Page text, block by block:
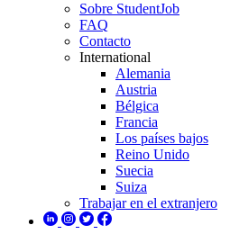
Sobre StudentJob
FAQ
Contacto
International
Alemania
Austria
Bélgica
Francia
Los países bajos
Reino Unido
Suecia
Suiza
Trabajar en el extranjero